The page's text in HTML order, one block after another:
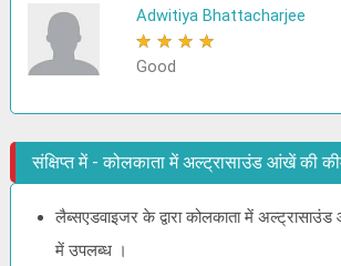
Adwitiya Bhattacharjee
★ ★ ★ ★
Good
संक्षिप्त में - कोलकाता में अल्ट्रासाउंड आंखें की
लैब्सएडवाइजर के द्वारा कोलकाता में
में उपलब्ध ।